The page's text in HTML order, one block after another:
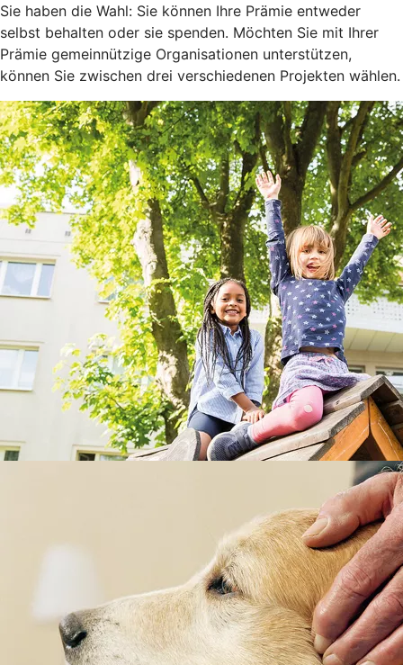
Sie haben die Wahl: Sie können Ihre Prämie entweder
selbst behalten oder sie spenden. Möchten Sie mit Ihrer
Prämie gemeinnützige Organisationen unterstützen,
können Sie zwischen drei verschiedenen Projekten wählen.